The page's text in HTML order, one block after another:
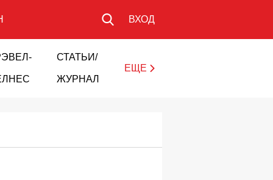
ВХОД
СТАТЬИ/
ЖУРНАЛ
ЕЩЕ